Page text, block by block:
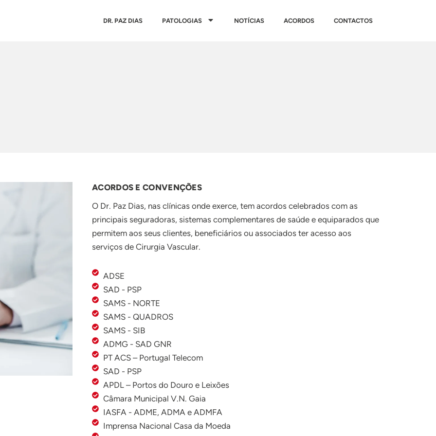
DR. PAZ DIAS PATOLOGIAS NOTÍCIAS ACORDOS CONTACTOS
ACORDOS E CONVENÇÕES
O Dr. Paz Dias, nas clínicas onde exerce, tem acordos celebrados com as
principais seguradoras, sistemas complementares de saúde e equiparados que
permitem aos seus clientes, beneficiários ou associados ter acesso aos
serviços de Cirurgia Vascular.
ADSE
SAD - PSP
SAMS - NORTE
SAMS - QUADROS
SAMS - SIB
ADMG - SAD GNR
PT ACS – Portugal Telecom
SAD - PSP
APDL – Portos do Douro e Leixões
Câmara Municipal V.N. Gaia
IASFA - ADME, ADMA e ADMFA
Imprensa Nacional Casa da Moeda